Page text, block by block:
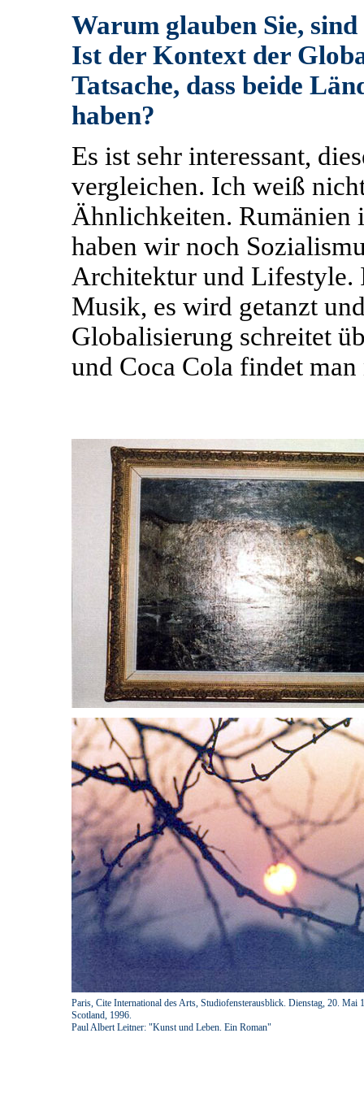
Warum glauben Sie,
Ist der Kontext der
Tatsache, dass beide
haben?
Es ist sehr interessant,
vergleichen. Ich weiß
Ähnlichkeiten. Rumänien
haben wir noch
Architektur und Lifestyle.
Musik, es wird getanzt
Globalisierung schreitet
und Coca Cola findet
Paris, Cite International des Arts, Studiofensterausblick. Dienstag, 20. Mai
Scotland, 1996.
Paul Albert Leitner: "Kunst und Leben. Ein Roman"